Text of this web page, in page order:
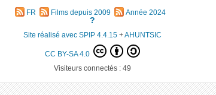
FR Films depuis 2009 Année 2024
?
Site réalisé avec SPIP 4.4.15+ AHUNTSIC
CC BY-SA 4.0
Visiteurs connectés : 49